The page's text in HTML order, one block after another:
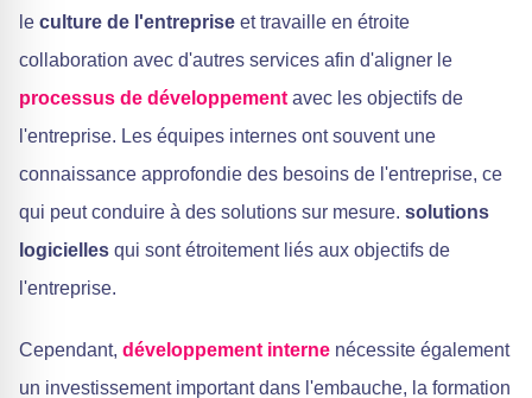
le culture de l'entreprise et travaille en étroite
collaboration avec d'autres services afin d'aligner le
processus de développement avec les objectifs de
l'entreprise. Les équipes internes ont souvent une
connaissance approfondie des besoins de l'entreprise, ce
qui peut conduire à des solutions sur mesure. solutions
logicielles qui sont étroitement liés aux objectifs de
l'entreprise.
Cependant, développement interne nécessite également
un investissement important dans l'embauche, la formation